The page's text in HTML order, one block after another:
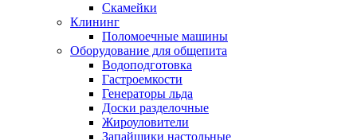
Скамейки
Клининг
Поломоечные машины
Оборудование для общепита
Водоподготовка
Гастроемкости
Генераторы льда
Доски разделочные
Жироуловители
Запайщики настольные